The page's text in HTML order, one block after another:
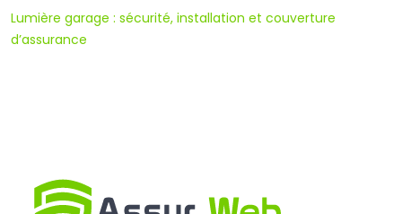
Lumière garage : sécurité, installation et couverture
d’assurance